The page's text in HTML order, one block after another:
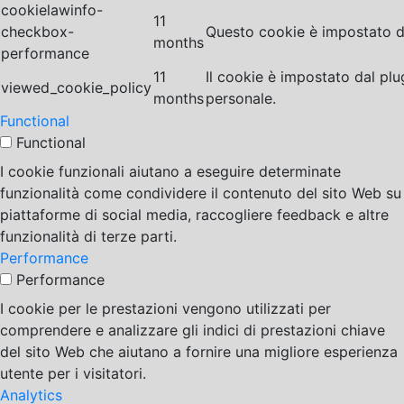
cookielawinfo-
checkbox-
performance
11
months
Questo cookie è impostato
viewed_cookie_policy
11
months
Il cookie è impostato dal
personale.
Functional
Functional
I cookie funzionali aiutano a eseguire determinate
funzionalità come condividere il contenuto del sito Web su
piattaforme di social media, raccogliere feedback e altre
funzionalità di terze parti.
Performance
Performance
I cookie per le prestazioni vengono utilizzati per
comprendere e analizzare gli indici di prestazioni chiave
del sito Web che aiutano a fornire una migliore esperienza
utente per i visitatori.
Analytics